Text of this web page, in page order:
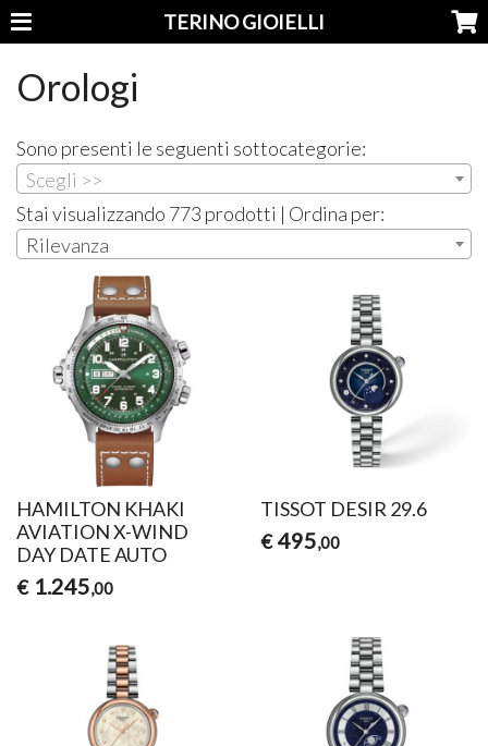
TERINO GIOIELLI
Orologi
Sono presenti le seguenti sottocategorie:
Scegli >>
Stai visualizzando 773 prodotti | Ordina per:
Rilevanza
HAMILTON KHAKI
AVIATION X-WIND
DAY DATE AUTO
€ 1.245,00
TISSOT DESIR 29.6
€ 495,00